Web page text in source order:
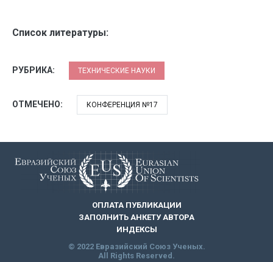
Список литературы:
РУБРИКА: ТЕХНИЧЕСКИЕ НАУКИ
ОТМЕЧЕНО: КОНФЕРЕНЦИЯ №17
ОПЛАТА ПУБЛИКАЦИИ
ЗАПОЛНИТЬ АНКЕТУ АВТОРА
ИНДЕКСЫ
© 2022 Евразийский Союз Ученых.
All Rights Reserved.